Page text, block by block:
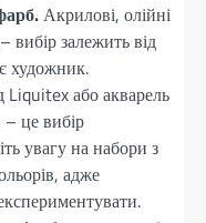
Акрилові, олійні
вибір залежить від
художник.
Liquitex або акварель
це вибір
увагу на набори з
адже